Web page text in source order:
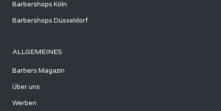
Barbershops Köln
Barbershops Düsseldorf
ALLGEMEINES
Barbers Magazin
Über uns
Werben